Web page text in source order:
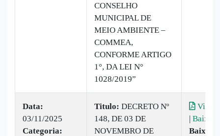
CONSELHO
MUNICIPAL DE
MEIO AMBIENTE –
COMMEA,
CONFORME ARTIGO
1°, DA LEI N°
1028/2019”
Data:
03/11/2025
Categoria:
Titulo: DECRETO Nº
148, DE 03 DE
NOVEMBRO DE
| Baixar